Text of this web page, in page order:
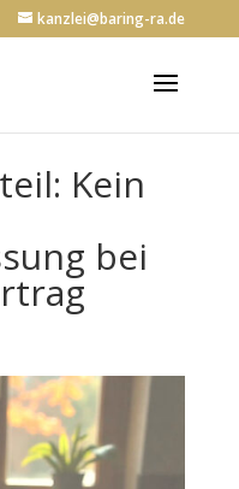
kanzlei@baring-ra.de
Kein
bei